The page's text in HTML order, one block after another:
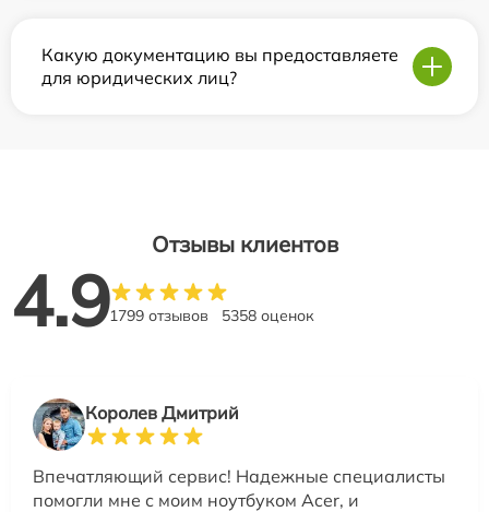
Какую документацию вы предоставляете
для юридических лиц?
Отзывы клиентов
4.91799 отзывов 5358 оценок
Королев Дмитрий
Впечатляющий сервис! Надежные специалисты
помогли мне с моим ноутбуком Acer, и